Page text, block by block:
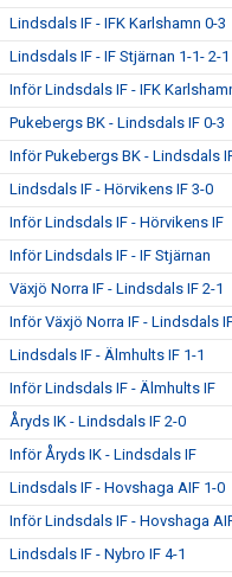
Lindsdals IF - IFK Karlshamn 0-3
Lindsdals IF - IF Stjärnan 1-1- 2-
Inför Lindsdals IF - IFK
Pukebergs BK - Lindsdals IF 0-3
Inför Pukebergs BK - Lindsdals
Lindsdals IF - Hörvikens IF 3-0
Inför Lindsdals IF - Hörvikens IF
Inför Lindsdals IF - IF Stjärnan
Växjö Norra IF - Lindsdals IF 2-1
Inför Växjö Norra IF - Lindsdals
Lindsdals IF - Älmhults IF 1-1
Inför Lindsdals IF - Älmhults IF
Åryds IK - Lindsdals IF 2-0
Inför Åryds IK - Lindsdals IF
Lindsdals IF - Hovshaga AIF 1-0
Inför Lindsdals IF - Hovshaga
Lindsdals IF - Nybro IF 4-1